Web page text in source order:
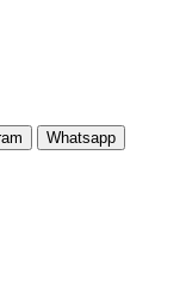
Whatsapp